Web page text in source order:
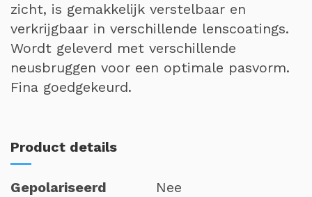
zicht, is gemakkelijk verstelbaar en
verkrijgbaar in verschillende lenscoatings.
Wordt geleverd met verschillende
neusbruggen voor een optimale pasvorm.
Fina goedgekeurd.
Product details
Gepolariseerd Nee